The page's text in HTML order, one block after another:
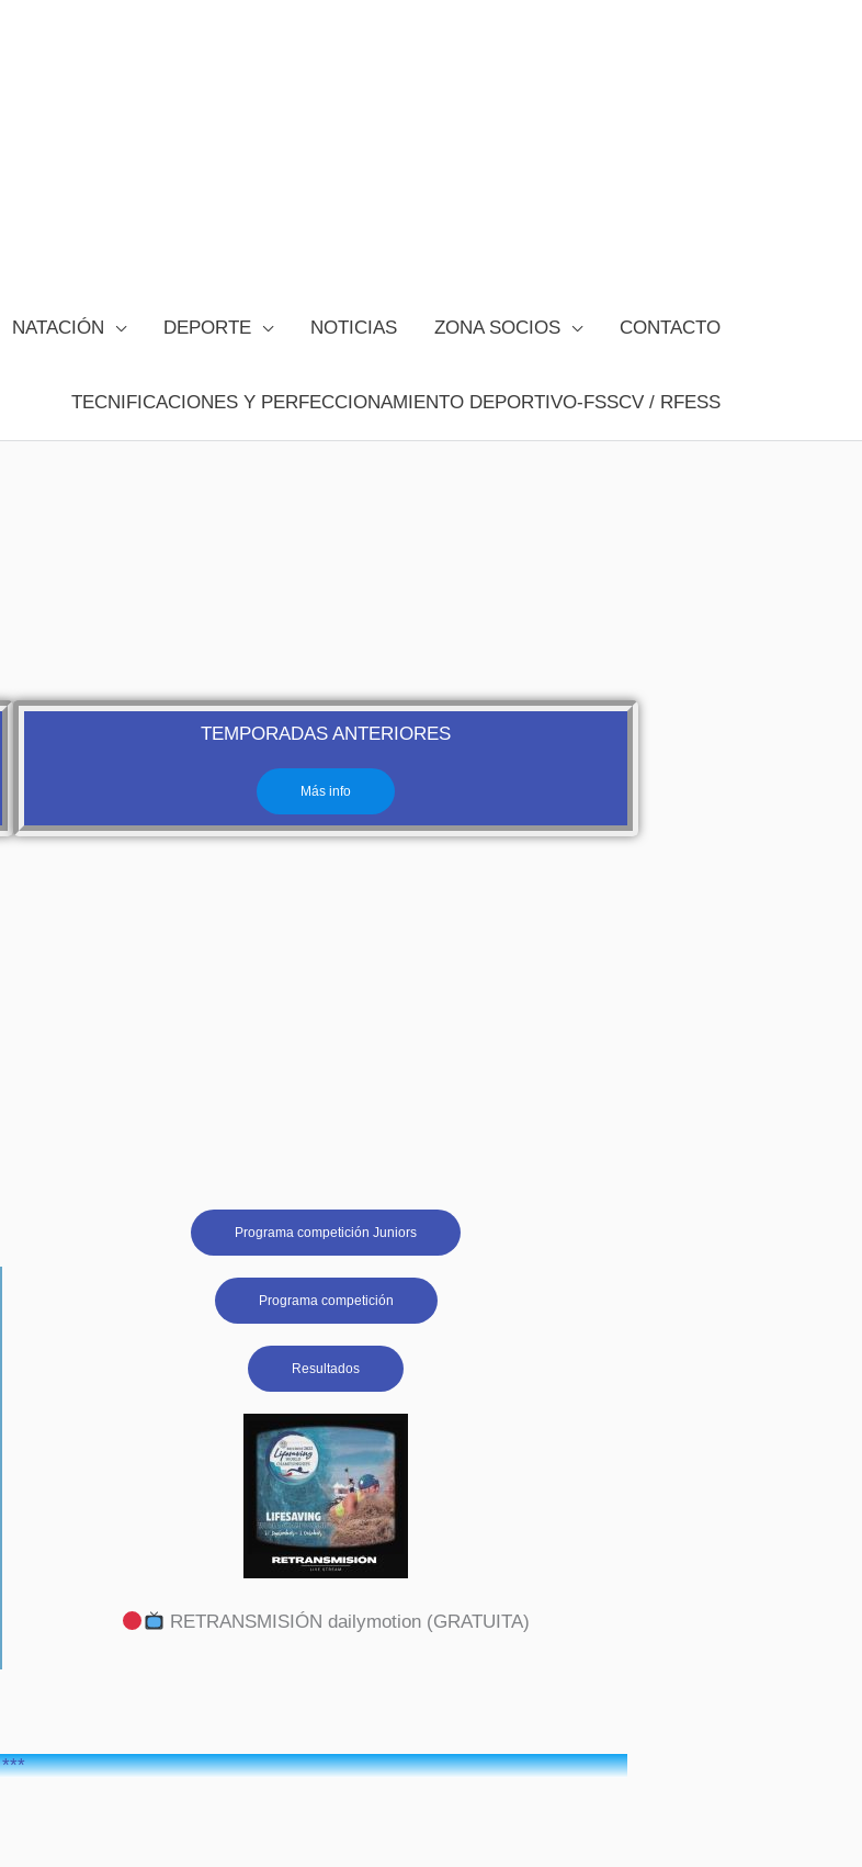
NATACIÓN DEPORTE NOTICIAS ZONA SOCIOS CONTACTO
TECNIFICACIONES Y PERFECCIONAMIENTO DEPORTIVO-FSSCV / RFESS
TEMPORADAS ANTERIORES
Más info
Programa competición Juniors
Programa competición
Resultados
RETRANSMISIÓN dailymotion (GRATUITA)
***